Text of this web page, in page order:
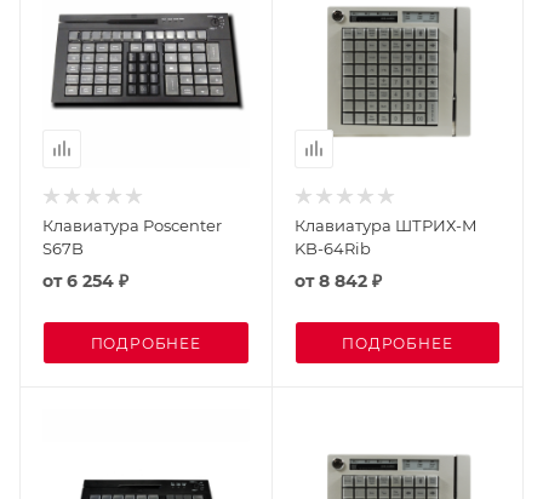
Клавиатура Poscenter
S67B
от6 254 ₽
ПОДРОБНЕЕ
Клавиатура ШТРИХ-М
KB-64Rib
от8 842 ₽
ПОДРОБНЕЕ